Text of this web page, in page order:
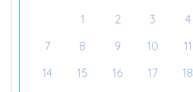
1
2 3 4
7
8 9 10 11
14
15 16 17 18